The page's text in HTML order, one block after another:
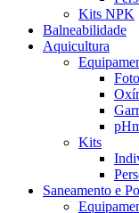
Kits NPK
Balneabilidade
Aquicultura
Kits
Saneamento e